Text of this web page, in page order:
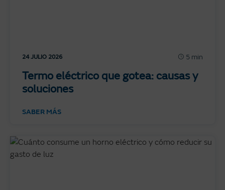
24 JULIO 2026 5 min
Termo eléctrico que gotea: causas y
soluciones
SABER MÁS